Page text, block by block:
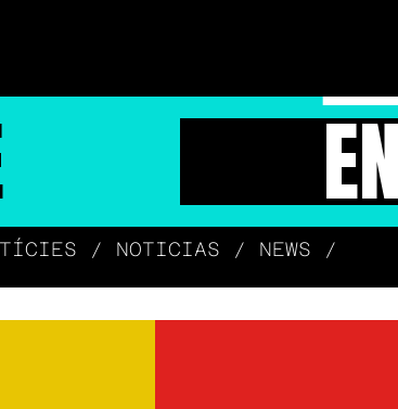
/ NOTICIAS / NEWS /